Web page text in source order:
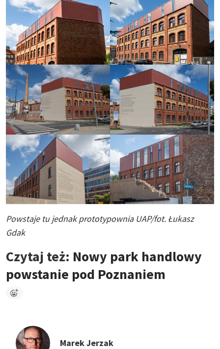
Powstaje tu jednak prototypownia UAP/fot. Łukasz
Gdak
Czytaj też: Nowy park handlowy
powstanie pod Poznaniem
Marek Jerzak